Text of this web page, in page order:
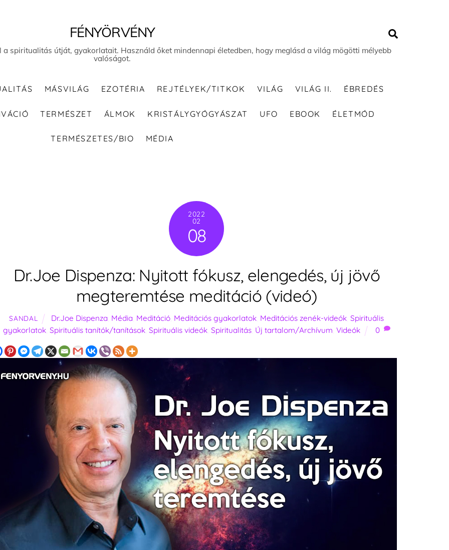
FÉNYÖRVÉNY
a spiritualitás útját, gyakorlatait. Használd őket mindennapi életedben, hogy meglásd a világ mögötti mélyebb
valóságot.
MÁSVILÁG EZOTÉRIA REJTÉLYEK/TITKOK VILÁG VILÁG II. ÉBREDÉS
TERMÉSZET ÁLMOK KRISTÁLYGYÓGYÁSZAT UFO EBOOK ÉLETMÓD
TERMÉSZETES/BIO MÉDIA
2022
02
08
Dr.Joe Dispenza: Nyitott fókusz, elengedés, új jövő
megteremtése meditáció (videó)
SANDAL Dr.Joe Dispenza Média Meditáció Meditációs gyakorlatok Meditációs zenék-videók ,Spirituális
gyakorlatok, Spirituális tanítók/tanítások, Spirituális videók, Spiritualitás, Új tartalom/Archívum Videók 0